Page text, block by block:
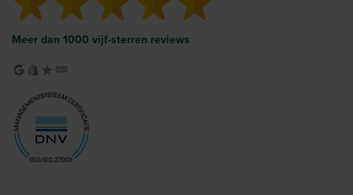
Meer dan 1000 vijf-sterren reviews